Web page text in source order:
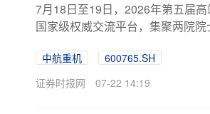
7月18日至19日，2026年第五届
国家级权威交流平台，集聚两院
绕航空锻铸全链协同攻关展开深
备高门槛、长周期、重投入、严
中航重机
600765.SH
证券时报网
07-22 14:19